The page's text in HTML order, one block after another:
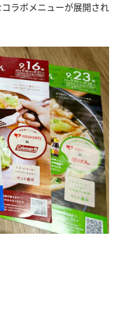
ラボメニューが展開され